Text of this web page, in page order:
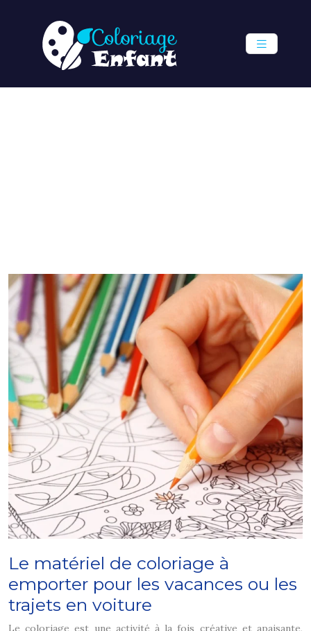
Le matériel de coloriage à
emporter pour les vacances ou les
trajets en voiture
Le coloriage est une activité à la fois créative et apaisante,